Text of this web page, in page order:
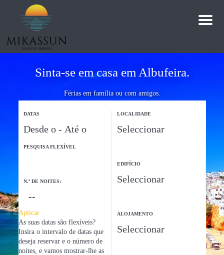
M
Sinta-se em casa em Albufeira.
Férias em família ou com amigos.
DATAS
PESQUISA FLEXÍVEL
N.º DE NOITES:
Aplicar
As suas datas são flexíveis?
Insira o intervalo de datas que
deseja reservar e o número de
noites, e vamos mostrar-lhe as
LOCALIDADE
EDIFÍCIO
ALOJAMENTO